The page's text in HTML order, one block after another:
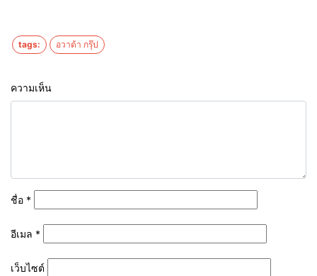
tags: อวาด้า กรุ๊ป
ความเห็น
ชื่อ *
อีเมล *
เว็บไซต์